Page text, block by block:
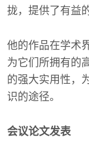
拢，提供了有益
他的作品在学术
为它们所拥有的
的强大实用性，
识的途径。
会议论文发表